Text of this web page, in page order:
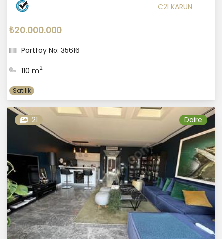
C21 KARUN
₺20.000.000
Portföy No: 35616
110 m2
Satılık
21 Daire